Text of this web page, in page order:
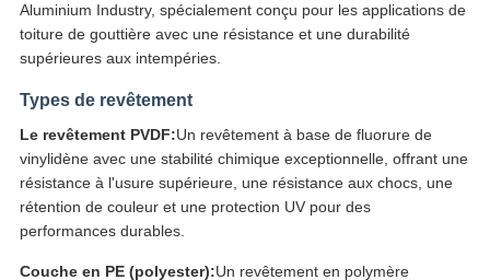
Aluminium Industry, spécialement conçu pour les applications de
toiture de gouttière avec une résistance et une durabilité
supérieures aux intempéries.
Types de revêtement
Le revêtement PVDF:Un revêtement à base de fluorure de
vinylidène avec une stabilité chimique exceptionnelle, offrant une
résistance à l'usure supérieure, une résistance aux chocs, une
rétention de couleur et une protection UV pour des
performances durables.
Couche en PE (polyester):Un revêtement en polymère